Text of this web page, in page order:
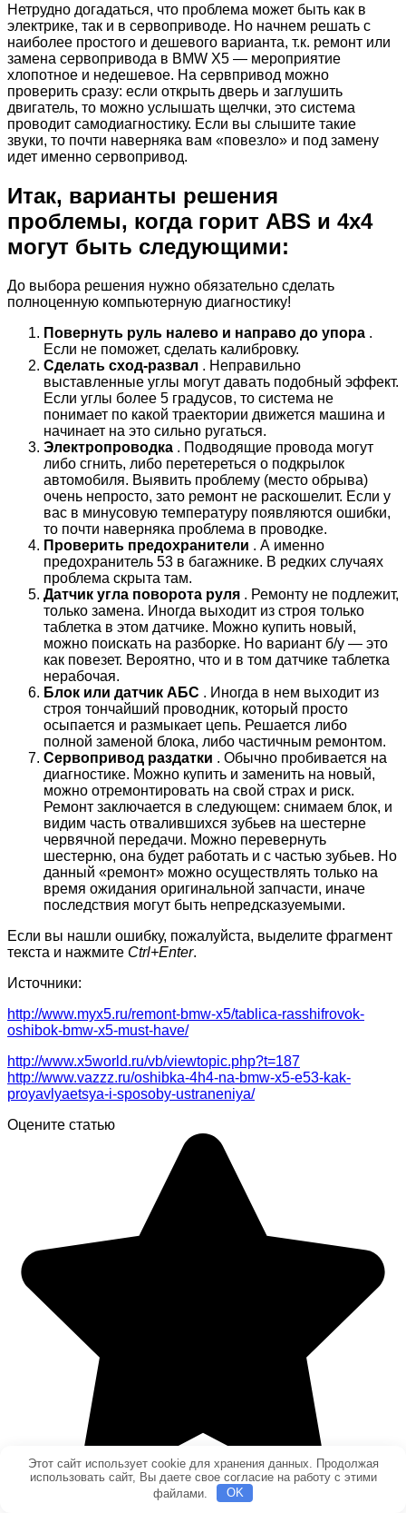
Нетрудно догадаться, что проблема может быть как в
электрике, так и в сервоприводе. Но начнем решать с
наиболее простого и дешевого варианта, т.к. ремонт или
замена сервопривода в BMW X5 — мероприятие
хлопотное и недешевое. На сервпривод можно
проверить сразу: если открыть дверь и заглушить
двигатель, то можно услышать щелчки, это система
проводит самодиагностику. Если вы слышите такие
звуки, то почти наверняка вам «повезло» и под замену
идет именно сервопривод.
Итак, варианты решения
проблемы, когда горит ABS и 4х4
могут быть следующими:
До выбора решения нужно обязательно сделать
полноценную компьютерную диагностику!
Повернуть руль налево и направо до упора .
Если не поможет, сделать калибровку.
Сделать сход-развал . Неправильно
выставленные углы могут давать подобный эффект.
Если углы более 5 градусов, то система не
понимает по какой траектории движется машина и
начинает на это сильно ругаться.
Электропроводка . Подводящие провода могут
либо сгнить, либо перетереться о подкрылок
автомобиля. Выявить проблему (место обрыва)
очень непросто, зато ремонт не раскошелит. Если у
вас в минусовую температуру появляются ошибки,
то почти наверняка проблема в проводке.
Проверить предохранители . А именно
предохранитель 53 в багажнике. В редких случаях
проблема скрыта там.
Датчик угла поворота руля . Ремонту не подлежит,
только замена. Иногда выходит из строя только
таблетка в этом датчике. Можно купить новый,
можно поискать на разборке. Но вариант б/у — это
как повезет. Вероятно, что и в том датчике таблетка
нерабочая.
Блок или датчик АБС . Иногда в нем выходит из
строя тончайший проводник, который просто
осыпается и размыкает цепь. Решается либо
полной заменой блока, либо частичным ремонтом.
Сервопривод раздатки . Обычно пробивается на
диагностике. Можно купить и заменить на новый,
можно отремонтировать на свой страх и риск.
Ремонт заключается в следующем: снимаем блок, и
видим часть отвалившихся зубьев на шестерне
червячной передачи. Можно перевернуть
шестерню, она будет работать и с частью зубьев. Но
данный «ремонт» можно осуществлять только на
время ожидания оригинальной запчасти, иначе
последствия могут быть непредсказуемыми.
Если вы нашли ошибку, пожалуйста, выделите фрагмент
текста и нажмите Ctrl+Enter.
Источники:
http://www.myx5.ru/remont-bmw-x5/tablica-rasshifrovok-
oshibok-bmw-x5-must-have/
http://www.x5world.ru/vb/viewtopic.php?t=187
http://www.vazzz.ru/oshibka-4h4-na-bmw-x5-e53-kak-
proyavlyaetsya-i-sposoby-ustraneniya/
Оцените статью
Этот сайт использует cookie для хранения данных. Продолжая
использовать сайт, Вы даете свое согласие на работу с этими
файлами.
OK